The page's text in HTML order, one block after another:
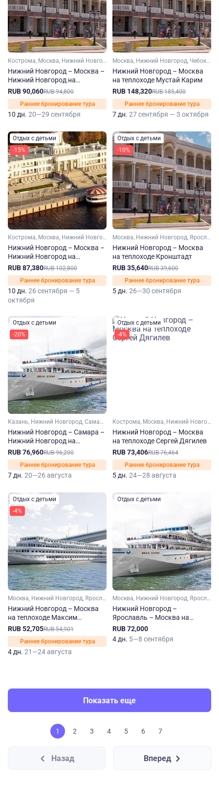
Кострома, Москва, Нижний Новгород, Рыбинск, Ярославль, Углич, Калязин, Плес, Городец
Нижний Новгород – Москва –
Нижний Новгород на
теплоходе Александр
Радищев
RUB 90,060RUB 94,800
Раннее бронирование тура
10 дн. 20—29 сентября
Москва, Нижний Новгород, Чебоксары, Ярославль, Мышкин, Городец
Нижний Новгород – Москва
на теплоходе Мустай Карим
RUB 148,320RUB 185,400
Раннее бронирование тура
7 дн. 27 сентября — 3 октября
Отдых с детьми
-15%
Кострома, Москва, Нижний Новгород, Ярославль, Углич, Калязин, Плес, Кинешма, Мышкин, Городец
Нижний Новгород – Москва –
Нижний Новгород на
теплоходе Кронштадт
RUB 87,380RUB 102,800
Раннее бронирование тура
10 дн. 26 сентября — 5
октября
Отдых с детьми
-10%
Москва, Нижний Новгород, Ярославль, Плес, Кинешма, Мышкин, Городец
Нижний Новгород – Москва
на теплоходе Кронштадт
RUB 35,640RUB 39,600
Раннее бронирование тура
5 дн. 26—30 сентября
Отдых с детьми
-20%
Казань, Нижний Новгород, Самара, Макарьев, Болгар
Нижний Новгород – Самара –
Нижний Новгород на
теплоходе Иван Бунин
RUB 76,960RUB 96,200
Раннее бронирование тура
7 дн. 20—26 августа
Отдых с детьми
-4%
Кострома, Москва, Нижний Новгород, Кинешма, Мышкин, Городец, Юрьевец
Нижний Новгород – Москва
на теплоходе Сергей Дягилев
RUB 73,406RUB 76,464
Раннее бронирование тура
5 дн. 24—28 августа
Отдых с детьми
-4%
Москва, Нижний Новгород, Ярославль, Углич, Городец
Нижний Новгород – Москва
на теплоходе Максим
Литвинов
RUB 52,705RUB 54,901
Раннее бронирование тура
4 дн. 21—24 августа
Отдых с детьми
Москва, Нижний Новгород, Ярославль, Дубна, Юрьевец
Нижний Новгород –
Ярославль – Москва на
теплоходе Иван Бунин
RUB 72,000
4 дн. 5—8 сентября
Показать еще
1 2 3 4 5 6 7
Назад Вперед